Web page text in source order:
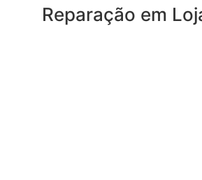
Reparação em